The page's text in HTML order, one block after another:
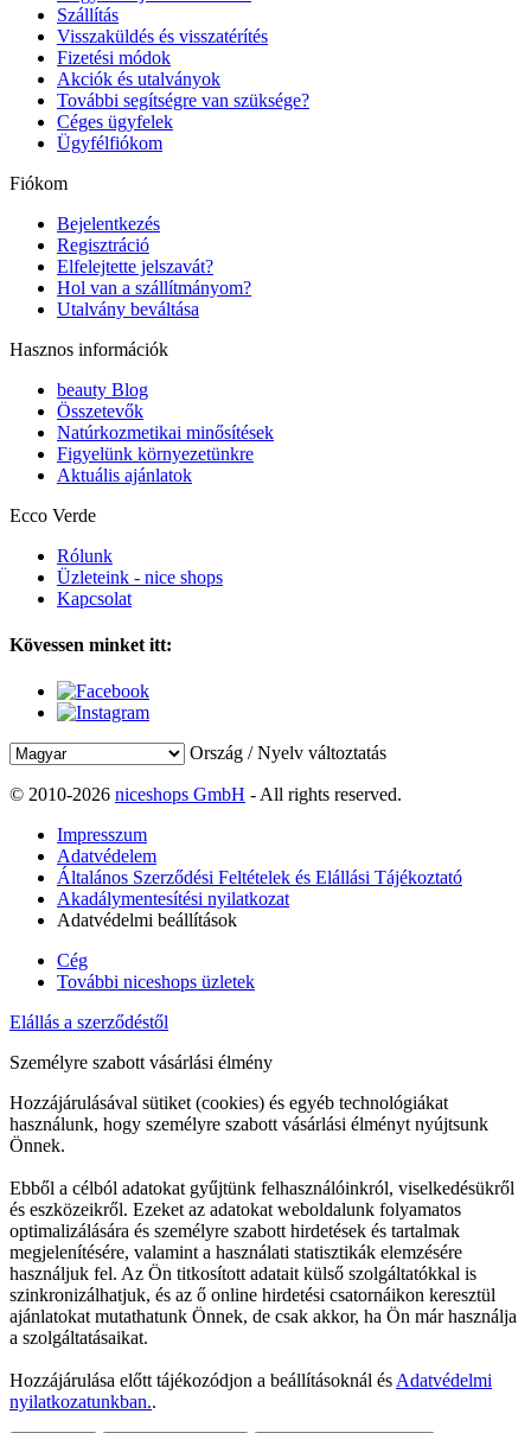
Szállítás
Visszaküldés és visszatérítés
Fizetési módok
Akciók és utalványok
További segítségre van szüksége?
Céges ügyfelek
Ügyfélfiókom
Fiókom
Bejelentkezés
Regisztráció
Elfelejtette jelszavát?
Hol van a szállítmányom?
Utalvány beváltása
Hasznos információk
beauty Blog
Összetevők
Natúrkozmetikai minősítések
Figyelünk környezetünkre
Aktuális ajánlatok
Ecco Verde
Rólunk
Üzleteink - nice shops
Kapcsolat
Kövessen minket itt:
Ország / Nyelv változtatás
© 2010-2026 niceshops GmbH - All rights reserved.
Impresszum
Adatvédelem
Általános Szerződési Feltételek és Elállási Tájékoztató
Akadálymentesítési nyilatkozat
Adatvédelmi beállítások
Cég
További niceshops üzletek
Elállás a szerződéstől
Személyre szabott vásárlási élmény
Hozzájárulásával sütiket (cookies) és egyéb technológiákat
használunk, hogy személyre szabott vásárlási élményt nyújtsunk
Önnek.
Ebből a célból adatokat gyűjtünk felhasználóinkról, viselkedésükről
és eszközeikről. Ezeket az adatokat weboldalunk folyamatos
optimalizálására és személyre szabott hirdetések és tartalmak
megjelenítésére, valamint a használati statisztikák elemzésére
használjuk fel. Az Ön titkosított adatait külső szolgáltatókkal is
szinkronizálhatjuk, és az ő online hirdetési csatornáikon keresztül
ajánlatokat mutathatunk Önnek, de csak akkor, ha Ön már használja
a szolgáltatásaikat.
Hozzájárulása előtt tájékozódjon a beállításoknál ésAdatvédelmi
nyilatkozatunkban..